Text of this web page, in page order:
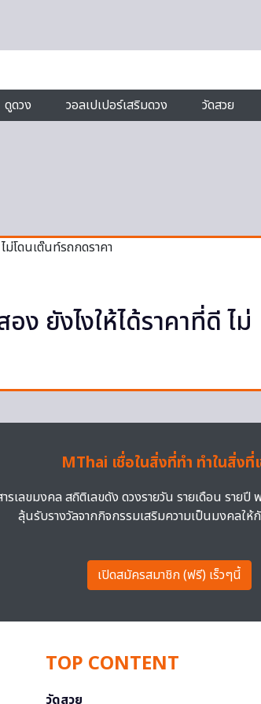
ดูดวง วอลเปเปอร์เสริมดวง วัดสวย
ง ยังไงให้ได้ราคาที่ดี ไม่
MThai เชื่อในสิ่งที่ทำ ทำในสิ่งที่
รเลขมงคล สถิติเลขดัง ดวงรายวัน รายเดือน รายปี
ลุ้นรับรางวัลจากกิจกรรมเสริมความเป็นมงคลให้
เปิดสมัครสมาชิก (ฟรี) เร็วๆนี้
TOP CONTENT
วัดสวย